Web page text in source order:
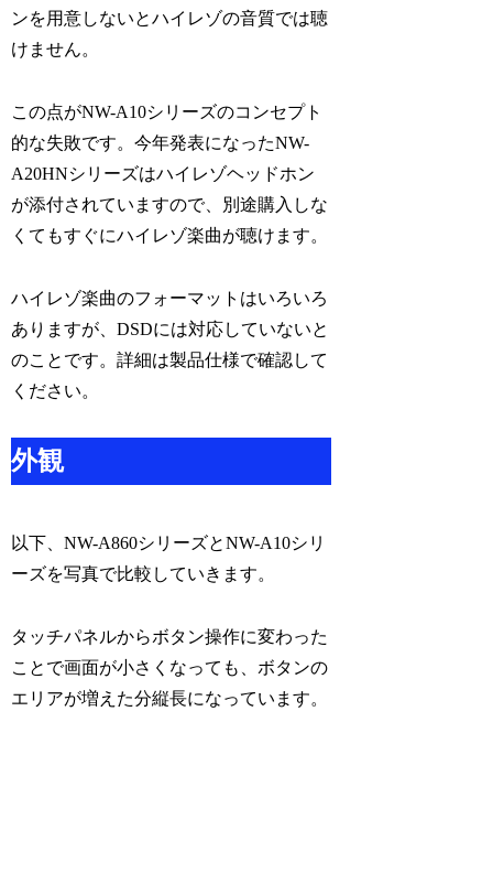
ンを用意しないとハイレゾの音質では聴
けません。
この点がNW-A10シリーズのコンセプト
的な失敗です。今年発表になったNW-
A20HNシリーズはハイレゾヘッドホン
が添付されていますので、別途購入しな
くてもすぐにハイレゾ楽曲が聴けます。
ハイレゾ楽曲のフォーマットはいろいろ
ありますが、DSDには対応していないと
のことです。詳細は製品仕様で確認して
ください。
外観
以下、NW-A860シリーズとNW-A10シリ
ーズを写真で比較していきます。
タッチパネルからボタン操作に変わった
ことで画面が小さくなっても、ボタンの
エリアが増えた分縦長になっています。